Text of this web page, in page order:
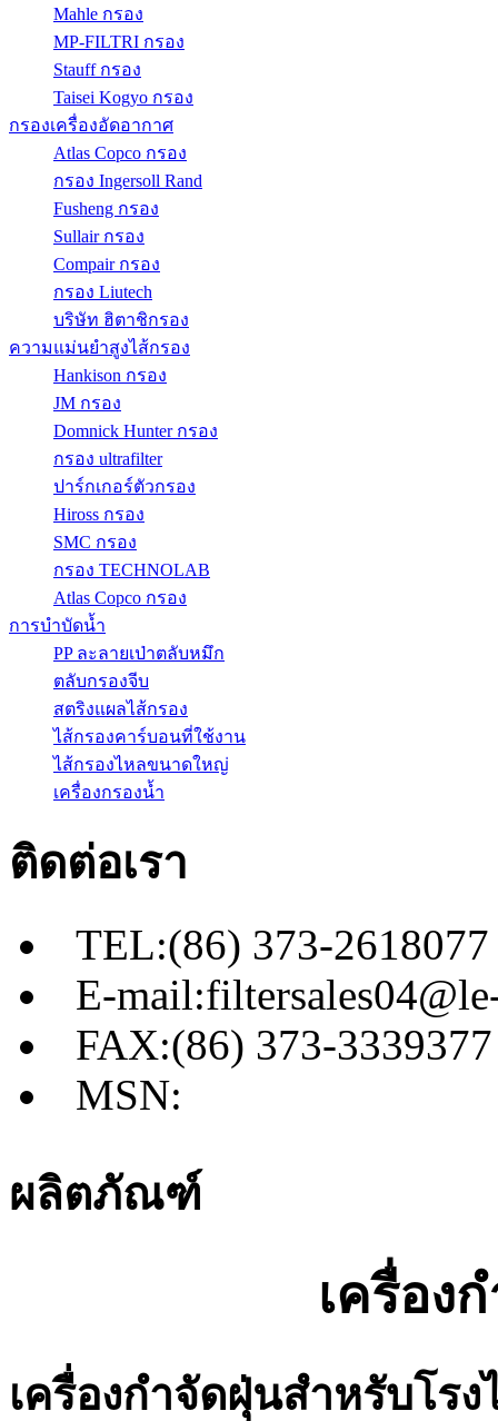
Mahle กรอง
MP-FILTRI กรอง
Stauff กรอง
Taisei Kogyo กรอง
กรองเครื่องอัดอากาศ
Atlas Copco กรอง
กรอง Ingersoll Rand
Fusheng กรอง
Sullair กรอง
Compair กรอง
กรอง Liutech
บริษัท ฮิตาชิกรอง
ความแม่นยำสูงไส้กรอง
Hankison กรอง
JM กรอง
Domnick Hunter กรอง
กรอง ultrafilter
ปาร์กเกอร์ตัวกรอง
Hiross กรอง
SMC กรอง
กรอง TECHNOLAB
Atlas Copco กรอง
การบำบัดน้ำ
PP ละลายเป่าตลับหมึก
ตลับกรองจีบ
สตริงแผลไส้กรอง
ไส้กรองคาร์บอนที่ใช้งาน
ไส้กรองไหลขนาดใหญ่
เครื่องกรองน้ำ
ติดต่อเรา
TEL:(86) 373-2618077
E-
FAX:(86) 373-3339377
MSN:
ผลิตภัณฑ์
เครื่อง
เครื่องกำจัดฝุ่นสำหรับโร